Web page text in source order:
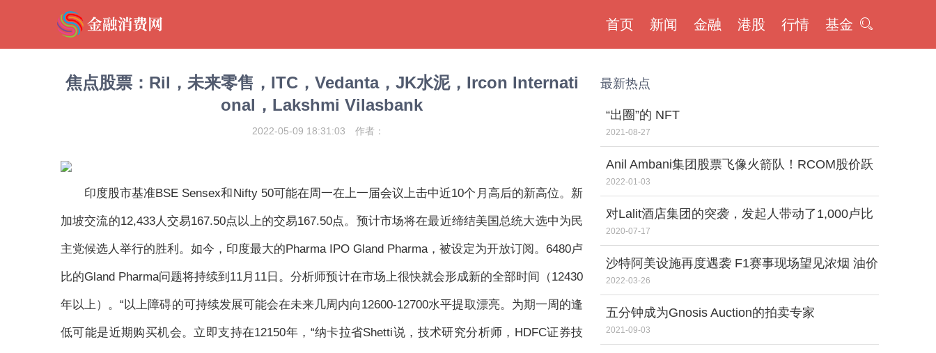
首页 新闻 金融 港股 行情 基金
焦点股票：Ril，未来零售，ITC，Vedanta，JK水泥，Ircon Internati
onal，Lakshmi Vilasbank
2022-05-09 18:31:03 作者：
印度股市基准BSE Sensex和Nifty 50可能在周一在上一届会议上击中近10个月高后的新高位。新
加坡交流的12,433人交易167.50点以上的交易167.50点。预计市场将在最近缔结美国总统大选中为民
主党候选人举行的胜利。如今，印度最大的Pharma IPO Gland Pharma，被设定为开放订阅。6480卢
比的Gland Pharma问题将持续到11月11日。分析师预计在市场上很快就会形成新的全部时间（12430
年以上）。“以上障碍的可持续发展可能会在未来几周内向12600-12700水平提取漂亮。为期一周的逢
低可能是近期购买机会。立即支持在12150年，“纳卡拉省Shetti说，技术研究分析师，HDFC证券技
最新热点
“出圈”的 NFT
2021-08-27
Anil Ambani集团股票飞像火箭队！RCOM股价跃
升65％，依赖海军潮水34％
2022-01-03
对Lalit酒店集团的突袭，发起人带动了1,000卢比
的黑色外国资产：CBDT
2020-07-17
沙特阿美设施再度遇袭 F1赛事现场望见浓烟 油价
止跌跳涨
2022-03-26
五分钟成为Gnosis Auction的拍卖专家
2021-09-03